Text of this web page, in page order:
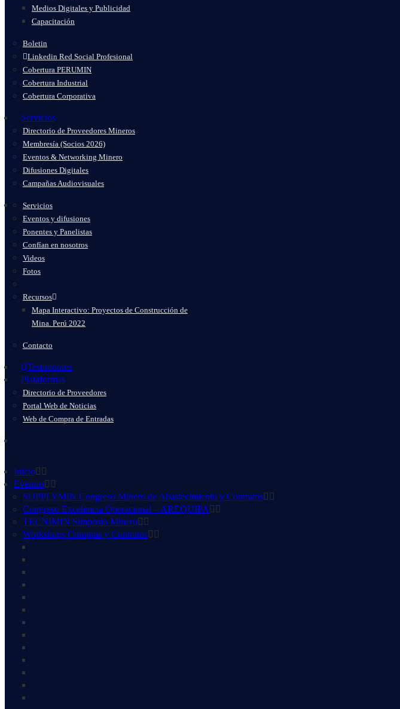
Medios Digitales y Publicidad
Capacitación
Boletin
Linkedin Red Social Profesional
Cobertura PERUMIN
Cobertura Industrial
Cobertura Corporativa
Servicios
Directorio de Proveedores Mineros
Membresía (Socios 2026)
Eventos & Networking Minero
Difusiones Digitales
Campañas Audiovisuales
Servicios
Eventos y difusiones
Ponentes y Panelistas
Confían en nosotros
Videos
Fotos
Recursos
Mapa Interactivo: Proyectos de Construcción de
Mina. Perú 2022
Contacto
Testimonios
Plataformas
Directorio de Proveedores
Portal Web de Noticias
Web de Compra de Entradas
Inicio
Eventos
SUPPLYMIN Congreso Minero de Abastecimiento y Contratos
Congreso Excelencia Operacional – AREQUIPA
TECNIMIN Simposio Minero
Workshops Compras y Contratos